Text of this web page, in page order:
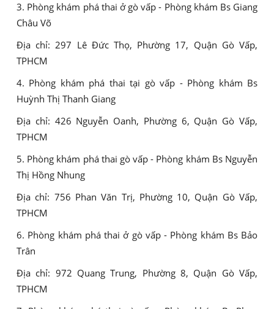
3. Phòng khám phá thai ở gò vấp - Phòng khám Bs Giang
Châu Võ
Địa chỉ: 297 Lê Đức Thọ, Phường 17, Quận Gò Vấp,
TPHCM
4. Phòng khám phá thai tại gò vấp - Phòng khám Bs
Huỳnh Thị Thanh Giang
Địa chỉ: 426 Nguyễn Oanh, Phường 6, Quận Gò Vấp,
TPHCM
5. Phòng khám phá thai gò vấp - Phòng khám Bs Nguyễn
Thị Hồng Nhung
Địa chỉ: 756 Phan Văn Trị, Phường 10, Quận Gò Vấp,
TPHCM
6. Phòng khám phá thai ở gò vấp - Phòng khám Bs Bảo
Trân
Địa chỉ: 972 Quang Trung, Phường 8, Quận Gò Vấp,
TPHCM